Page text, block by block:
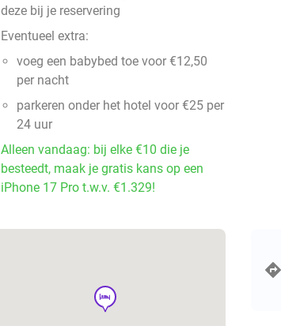
deze bij je reservering
Eventueel extra:
voeg een babybed toe voor €12,50
per nacht
parkeren onder het hotel voor €25 per
24 uur
Alleen vandaag: bij elke €10 die je
besteedt, maak je gratis kans op een
iPhone 17 Pro t.w.v. €1.329!
hotel